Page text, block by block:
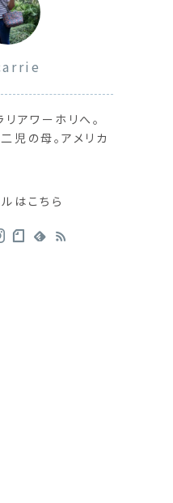
アワーホリへ。
児の母。アメリカ
はこちら